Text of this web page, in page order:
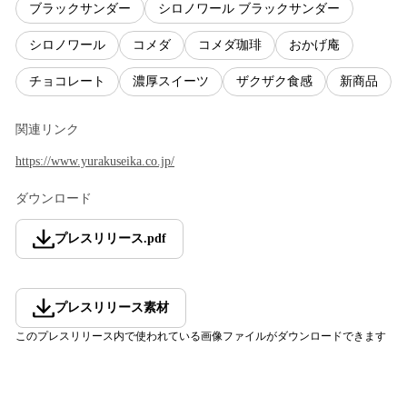
ブラックサンダー シロノワール ブラックサンダー
シロノワール コメダ コメダ珈琲 おかげ庵
チョコレート 濃厚スイーツ ザクザク食感 新商品
関連リンク
https://www.yurakuseika.co.jp/
ダウンロード
プレスリリース.pdf
プレスリリース素材
このプレスリリース内で使われている画像ファイルがダウンロードできます